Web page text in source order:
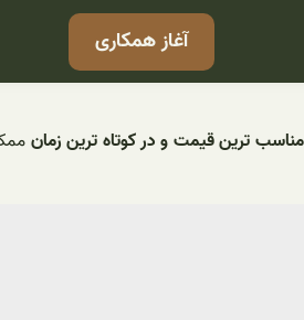
آغاز همکاری
مناسب ترین قیمت و در کوتاه ترین زمان